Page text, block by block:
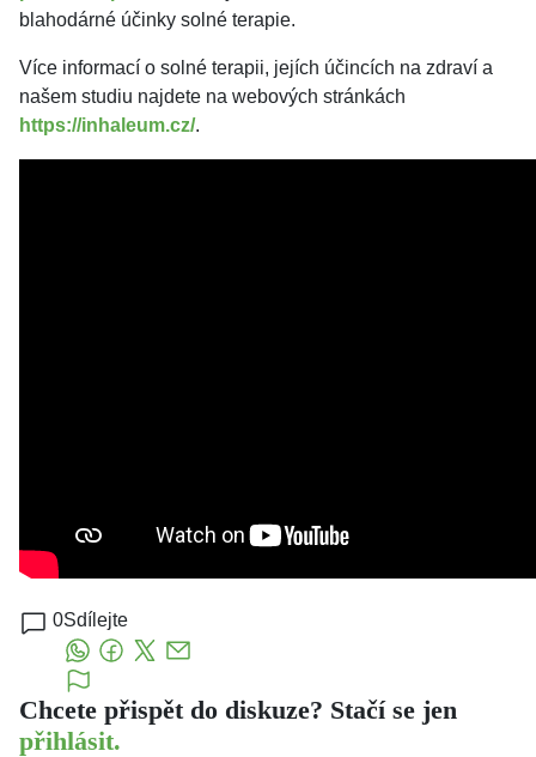
blahodárné účinky solné terapie.
Více informací o solné terapii, jejích účincích na zdraví a
našem studiu najdete na webových stránkách
https://inhaleum.cz/.
0Sdílejte
Chcete přispět do diskuze? Stačí se jen
přihlásit.